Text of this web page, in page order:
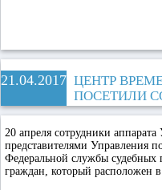
21.04.2017 ЦЕНТР
ПОСЕТИЛИ
20 апреля сотрудники
представителями Управления
Федеральной службы судебных
граждан, который расположен